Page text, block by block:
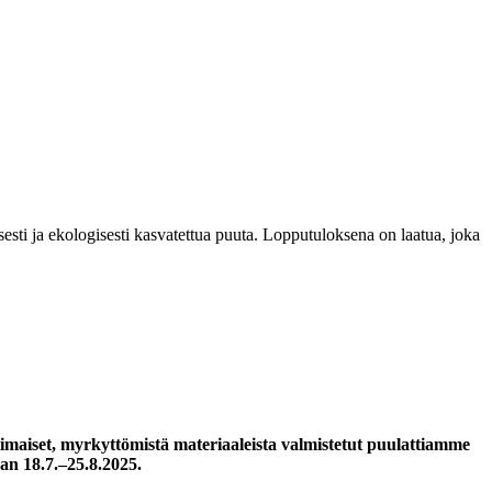
ja ekologisesti kasvatettua puuta. Lopputuloksena on laatua, joka
myrkyttömistä materiaaleista valmistetut puulattiamme
18.7.–25.8.2025.